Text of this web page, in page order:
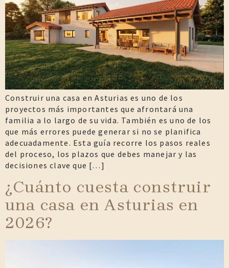
Construir una casa en Asturias es uno de los
proyectos más importantes que afrontará una
familia a lo largo de su vida. También es uno de los
que más errores puede generar si no se planifica
adecuadamente. Esta guía recorre los pasos reales
del proceso, los plazos que debes manejar y las
decisiones clave que […]
¿Cuánto cuesta construir
una casa en Asturias en
2026?